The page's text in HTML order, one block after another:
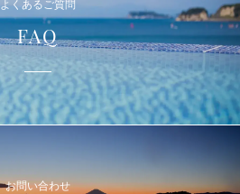
よくあるご質問
FAQ
お問い合わせ